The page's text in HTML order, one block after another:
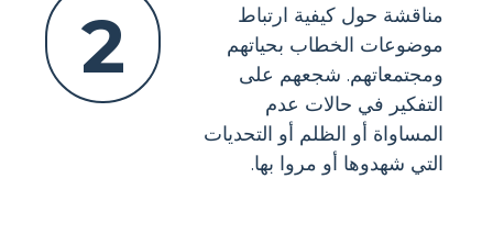
2
مناقشة حول كيفية ارتباط
موضوعات الخطاب بحياتهم
ومجتمعاتهم. شجعهم على
التفكير في حالات عدم
المساواة أو الظلم أو التحديات
التي شهدوها أو مروا بها.